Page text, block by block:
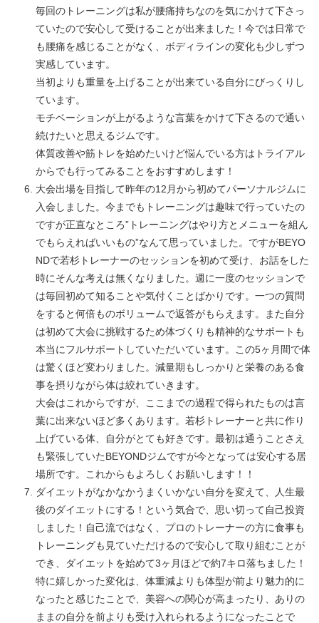
毎回のトレーニングは私が腰痛持ちなのを気にかけて下さっ
ていたので安心して受けることが出来ました！今では日常で
も腰痛を感じることがなく、ボディラインの変化も少しずつ
実感しています。
当初よりも重量を上げることが出来ている自分にびっくりし
ています。
モチベーションが上がるような言葉をかけて下さるので通い
続けたいと思えるジムです。
体質改善や筋トレを始めたいけど悩んでいる方はトライアル
からでも行ってみることをおすすめします！
大会出場を目指して昨年の12月から初めてパーソナルジムに
入会しました。今までもトレーニングは趣味で行っていたの
ですが正直なところ”トレーニングはやり方とメニューを組ん
でもらえればいいもの”なんて思っていました。ですがBEYO
NDで若杉トレーナーのセッションを初めて受け、お話をした
時にそんな考えは無くなりました。週に一度のセッションで
は毎回初めて知ることや気付くことばかりです。一つの質問
をすると何倍ものボリュームで返答がもらえます。また自分
は初めて大会に挑戦するため体づくりも精神的なサポートも
本当にフルサポートしていただいています。この5ヶ月間で体
は驚くほど変わりました。減量期もしっかりと栄養のある食
事を摂りながら体は絞れていきます。
大会はこれからですが、ここまでの過程で得られたものは言
葉に出来ないほど多くあります。若杉トレーナーと共に作り
上げている体、自分がとても好きです。最初は通うことさえ
も緊張していたBEYONDジムですが今となっては安心する居
場所です。これからもよろしくお願いします！！
ダイエットがなかなかうまくいかない自分を変えて、人生最
後のダイエットにする！という気合で、思い切って自己投資
しました！自己流ではなく、プロのトレーナーの方に食事も
トレーニングも見ていただけるので安心して取り組むことが
でき、ダイエットを始めて3ヶ月ほどで約7キロ落ちました！
特に嬉しかった変化は、体重減よりも体型が前より魅力的に
なったと感じたことで、美容への関心が高まったり、ありの
ままの自分を前よりも受け入れられるようになったことで